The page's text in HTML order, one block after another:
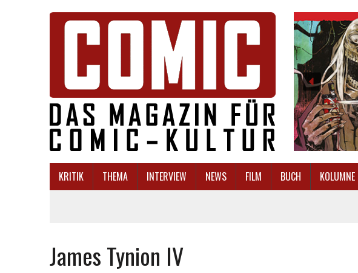
KRITIK THEMA INTERVIEW NEWS FILM BUCH KOLUMNE
James Tynion IV